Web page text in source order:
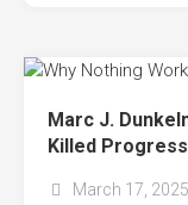
Marc J.
Killed
March 17, 2025